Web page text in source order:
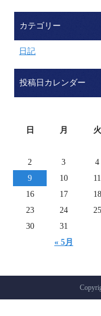
カテゴリー
日記
投稿日カレンダー
日 月 火
« 5月
2
3 4
9
10 11
16
17 18
23
24 25
30
31